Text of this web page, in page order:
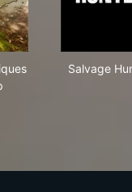
Salvage